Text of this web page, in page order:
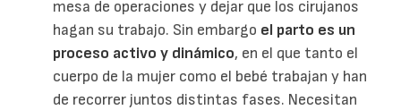
mesa de operaciones y dejar que los cirujanos
hagan su trabajo. Sin embargo el parto es un
proceso activo y dinámico, en el que tanto el
cuerpo de la mujer como el bebé trabajan y han
de recorrer juntos distintas fases. Necesitan